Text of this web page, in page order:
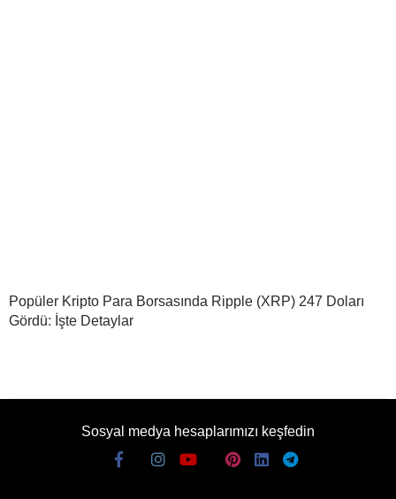
Popüler Kripto Para Borsasında Ripple (XRP) 247 Doları
Gördü: İşte Detaylar
Sosyal medya hesaplarımızı keşfedin